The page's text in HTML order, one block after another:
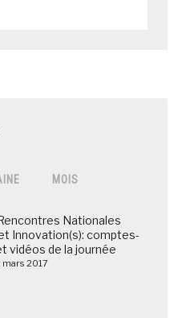
MOIS
Nationales
Innovation(s): comptes-
vidéos de la journée
mars 2017